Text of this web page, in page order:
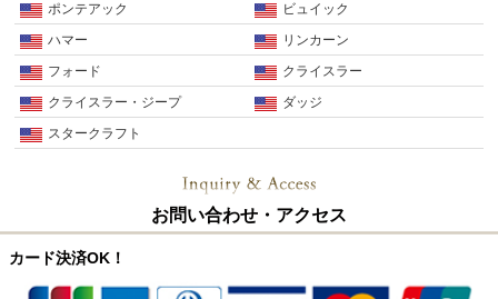
ポンテアック
ビュイック
ハマー
リンカーン
フォード
クライスラー
クライスラー・ジープ
ダッジ
スタークラフト
お問い合わせ・アクセス
カード決済OK！